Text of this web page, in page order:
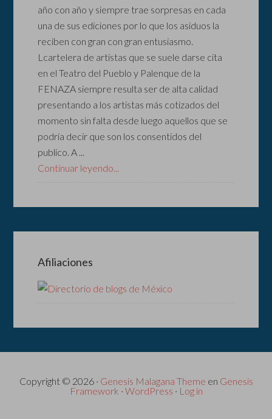
año con año y siempre trae sorpresas en cada
una de sus ediciones por lo que los asiduos la
reciben con gran con gran entusiasmo.
Lcartelera de artistas que se suele darse cita
en el Teatro del Pueblo y Palenque de la
FENAZA siempre resulta ser de alta calidad
presentando a los artistas más cotizados del
momento sin falta desde luego aquellos que se
podría decir que son los consentidos del
publico. A ...
Continuar leyendo...
Afiliaciones
Copyright © 2026 · Genesis Malagana Theme en Genesis
Framework · WordPress · Log in